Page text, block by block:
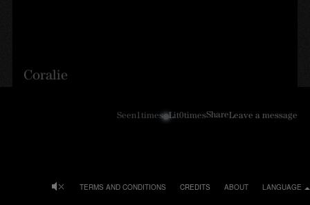
Coralie
Seen1times Lit0timesShareLeave a message
LANGUAGE
ABOUT
CREDITS
TERMS AND CONDITIONS